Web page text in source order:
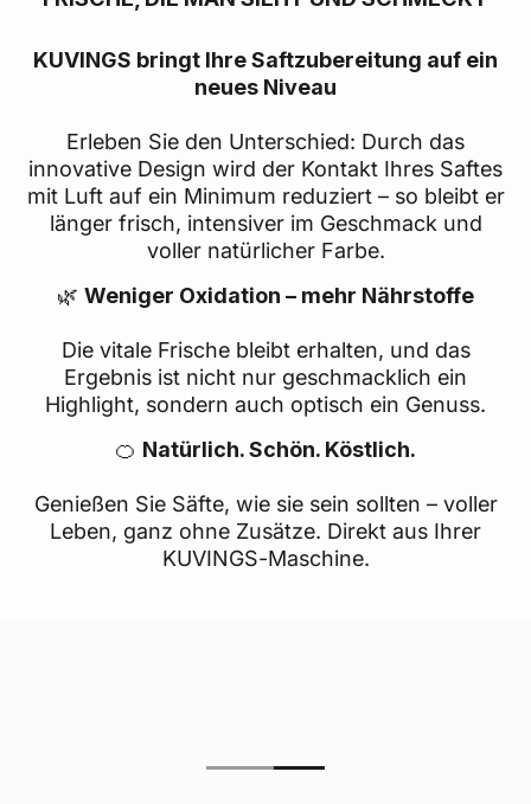
KUVINGS bringt Ihre Saftzubereitung auf ein
neues Niveau
Erleben Sie den Unterschied: Durch das
innovative Design wird der Kontakt Ihres Saftes
mit Luft auf ein Minimum reduziert – so bleibt er
länger frisch, intensiver im Geschmack und
voller natürlicher Farbe.
🌿 Weniger Oxidation – mehr Nährstoffe
Die vitale Frische bleibt erhalten, und das
Ergebnis ist nicht nur geschmacklich ein
Highlight, sondern auch optisch ein Genuss.
🍊 Natürlich. Schön. Köstlich.
Genießen Sie Säfte, wie sie sein sollten – voller
Leben, ganz ohne Zusätze. Direkt aus Ihrer
KUVINGS-Maschine.